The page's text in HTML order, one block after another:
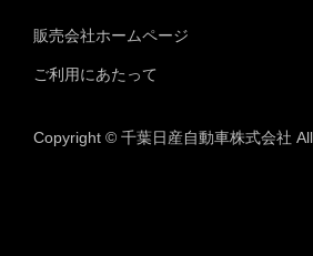
販売会社ホームページ
ご利用にあたって
Copyright © 千葉日産自動車株式会社